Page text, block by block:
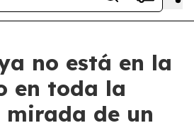
no está en la
en toda la
mirada de un